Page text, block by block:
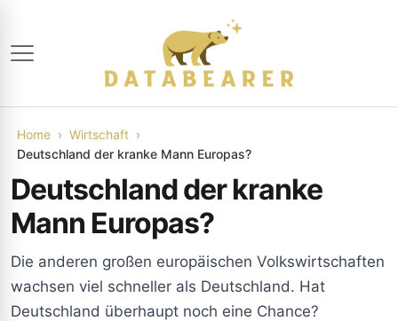
Home
Wirtschaft
Deutschland der kranke Mann Europas?
Deutschland der kranke
Mann Europas?
Die anderen großen europäischen Volkswirtschaften
wachsen viel schneller als Deutschland. Hat
Deutschland überhaupt noch eine Chance?